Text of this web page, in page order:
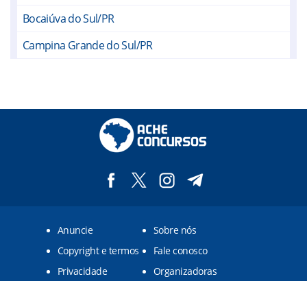
Bocaiúva do Sul/PR
Campina Grande do Sul/PR
Itaperuçu/PR
Mandirituba/PR
Anuncie
Sobre nós
Copyright e termos
Fale conosco
Privacidade
Organizadoras